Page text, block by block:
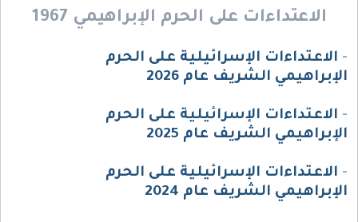
الاعتداءات على الحرم الإبراهيمي 1967
- الاعتداءات الإسرائيلية على الحرم
الإبراهيمي الشريف عام 2026
- الاعتداءات الإسرائيلية على الحرم
الإبراهيمي الشريف عام 2025
- الاعتداءات الإسرائيلية على الحرم
الإبراهيمي الشريف عام 2024